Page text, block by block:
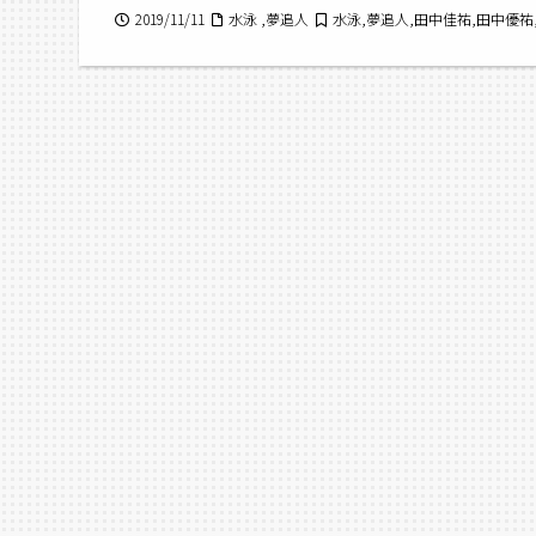
2019/11/11 水泳 ,夢追人 水泳,夢追人,田中佳祐,田中優